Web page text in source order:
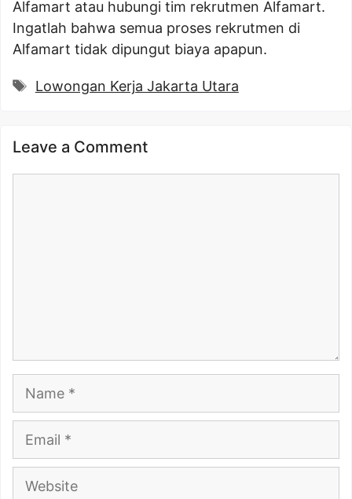
Alfamart atau hubungi tim rekrutmen Alfamart.
Ingatlah bahwa semua proses rekrutmen di
Alfamart tidak dipungut biaya apapun.
Tags
Lowongan Kerja Jakarta Utara
Leave a Comment
Website